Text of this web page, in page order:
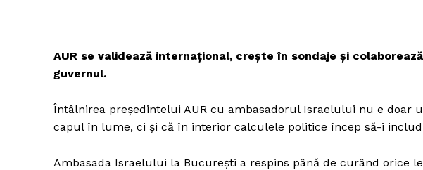
AUR se validează internațional, crește în sondaje și
guvernul.
Întâlnirea președintelui AUR cu ambasadorul Israelului nu e doar
capul în lume, ci și că în interior calculele politice încep să-i
Ambasada Israelului la București a respins până de curând orice